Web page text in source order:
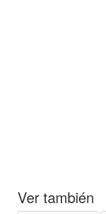
Ver también